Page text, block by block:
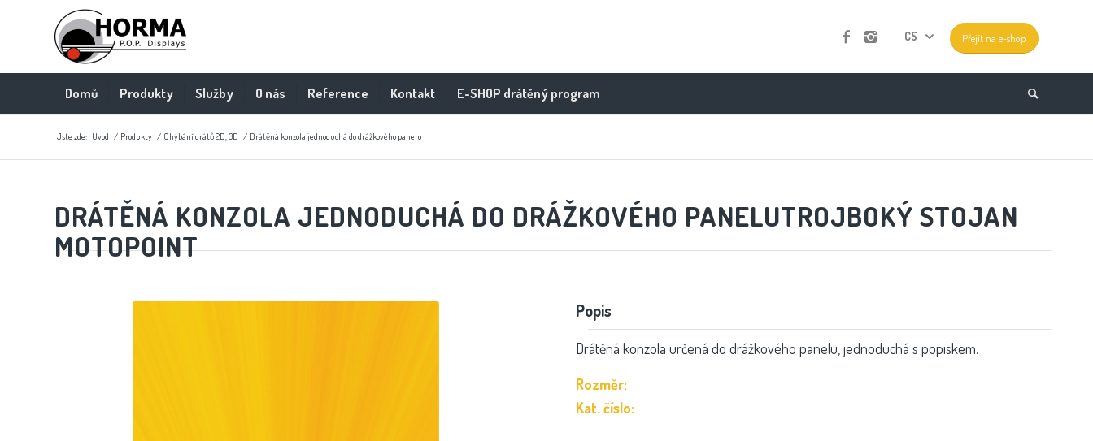
Přejít na e-shop
CS
Domů Produkty Služby O nás Reference Kontakt E-SHOP drátěný program
Jste zde: Úvod / Produkty / Ohýbání drátů 2D, 3D / Drátěná konzola jednoduchá do drážkového panelu
DRÁTĚNÁ KONZOLA JEDNODUCHÁ DO DRÁŽKOVÉHO PANELUTROJBOKÝ STOJAN
MOTOPOINT
Popis
Drátěná konzola určená do drážkového panelu, jednoduchá s popiskem.
Rozměr:
Kat. číslo: